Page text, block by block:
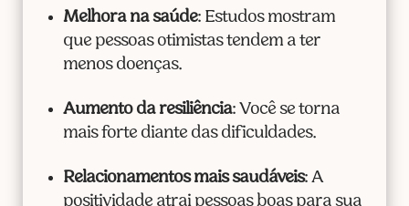
Melhora na saúde: Estudos mostram
que pessoas otimistas tendem a ter
menos doenças.
Aumento da resiliência: Você se torna
mais forte diante das dificuldades.
Relacionamentos mais saudáveis: A
positividade atrai pessoas boas para sua